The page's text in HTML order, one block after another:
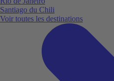
Santiago du Chili
Voir toutes les destinations